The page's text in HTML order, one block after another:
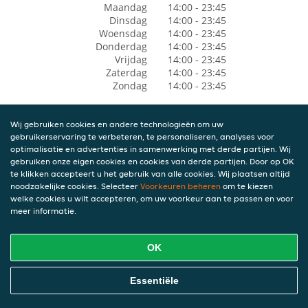
Maandag
14:00 - 23:45
Dinsdag
14:00 - 23:45
Woensdag
14:00 - 23:45
Donderdag
14:00 - 23:45
Vrijdag
14:00 - 23:45
Zaterdag
14:00 - 23:45
Zondag
14:00 - 23:45
Wij gebruiken cookies en andere technologieën om uw
gebruikerservaring te verbeteren, te personaliseren, analyses voor
optimalisatie en advertenties in samenwerking met derde partijen. Wij
gebruiken onze eigen cookies en cookies van derde partijen. Door op OK
te klikken accepteert u het gebruik van alle cookies. Wij plaatsen altijd
noodzakelijke cookies. Selecteer Voorkeuren beheren om te kiezen
welke cookies u wilt accepteren, om uw voorkeur aan te passen en voor
meer informatie.
OK
Essentiële